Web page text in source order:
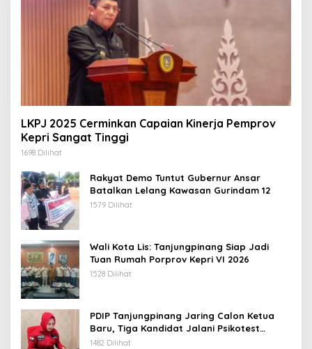
LKPJ 2025 Cerminkan Capaian Kinerja Pemprov
Kepri Sangat Tinggi
1698 Dilihat
Rakyat Demo Tuntut Gubernur Ansar
Batalkan Lelang Kawasan Gurindam 12
1579 Dilihat
Wali Kota Lis: Tanjungpinang Siap Jadi
Tuan Rumah Porprov Kepri VI 2026
1528 Dilihat
PDIP Tanjungpinang Jaring Calon Ketua
Baru, Tiga Kandidat Jalani Psikotest
Daring
1482 Dilihat